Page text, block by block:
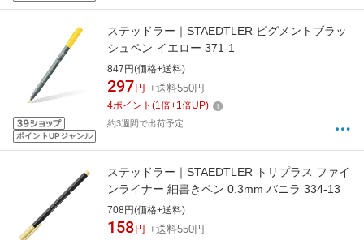
ポイントUPジャンル
ステッドラー｜STAEDTLER ピグメントブラッ
シュペン イエロー 371-1
847円(価格+送料)
297 円 +送料550円
4ポイント (1倍+1倍UP)
約3週間で出荷予定
ステッドラー｜STAEDTLER トリプラス ファイ
ンライナー 細書きペン 0.3mm バニラ 334-13
708円(価格+送料)
158 円 +送料550円